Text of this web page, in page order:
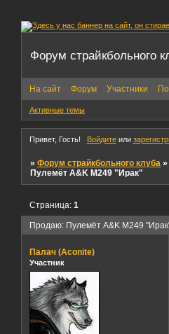
Форум страйкбольного
На сайт Форум Участники
Активные темы
Привет, Гость! Войдитеили
»Форум страйкбольного клуба
Пулемёт A&K М249 "Ирак"
Продаю: Пулемёт A&K М249
Страница:1
Палач (Aconite)
Участник